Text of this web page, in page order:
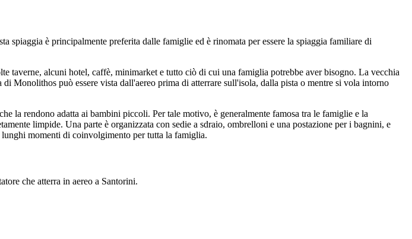
spiaggia è principalmente preferita dalle famiglie ed è rinomata per essere la spiaggia familiare di
taverne, alcuni hotel, caffè, minimarket e tutto ciò di cui una famiglia potrebbe aver bisogno. La vecchia
Monolithos può essere vista dall'aereo prima di atterrare sull'isola, dalla pista o mentre si vola intorno
la rendono adatta ai bambini piccoli. Per tale motivo, è generalmente famosa tra le famiglie e la
limpide. Una parte è organizzata con sedie a sdraio, ombrelloni e una postazione per i bagnini, e
momenti di coinvolgimento per tutta la famiglia.
che atterra in aereo a Santorini.